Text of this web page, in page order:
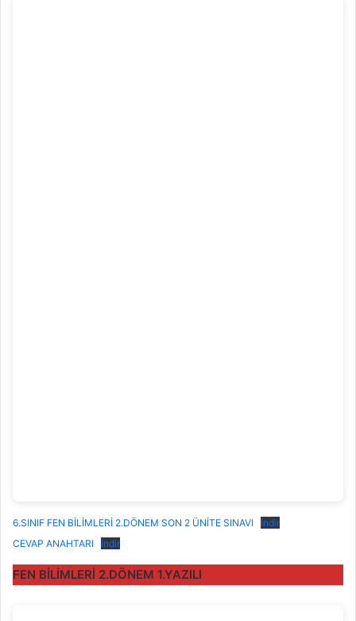
6.SINIF FEN BİLİMLERİ 2.DÖNEM SON 2 ÜNİTE SINAVI
İndir
CEVAP ANAHTARI
İndir
FEN BİLİMLERİ 2.DÖNEM 1.YAZILI